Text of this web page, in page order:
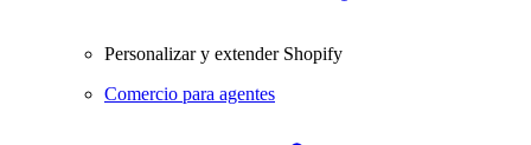
Personalizar y extender Shopify
Comercio para agentes